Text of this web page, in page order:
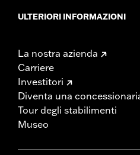
ULTERIORI INFORMAZIONI
La nostra azienda
Carriere
Investitori
Diventa una
Tour degli stabilimenti
Museo